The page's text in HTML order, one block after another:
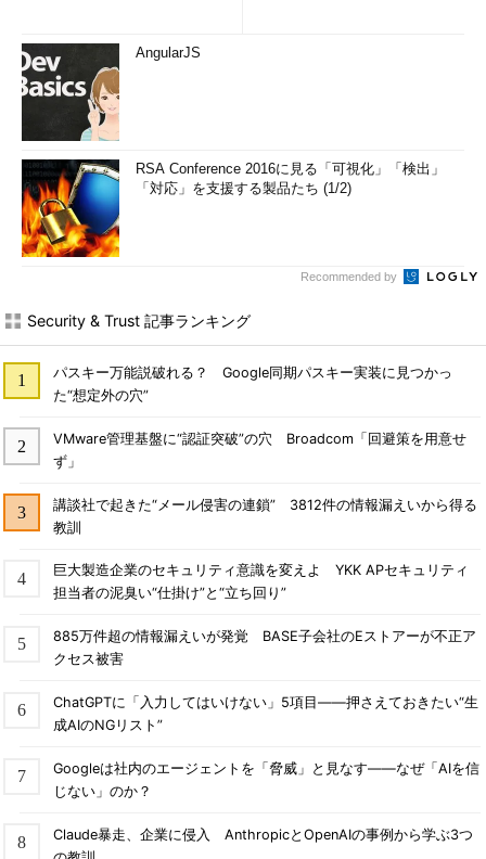
AngularJS
RSA Conference 2016に見る「可視化」「検出」
「対応」を支援する製品たち (1/2)
Recommended by
Security & Trust 記事ランキング
パスキー万能説破れる？ Google同期パスキー実装に見つかっ
た“想定外の穴”
VMware管理基盤に“認証突破”の穴 Broadcom「回避策を用意せ
ず」
講談社で起きた“メール侵害の連鎖” 3812件の情報漏えいから得る
教訓
巨大製造企業のセキュリティ意識を変えよ YKK APセキュリティ
担当者の泥臭い“仕掛け”と“立ち回り”
885万件超の情報漏えいが発覚 BASE子会社のEストアーが不正ア
クセス被害
ChatGPTに「入力してはいけない」5項目――押さえておきたい“生
成AIのNGリスト”
Googleは社内のエージェントを「脅威」と見なす――なぜ「AIを信
じない」のか？
Claude暴走、企業に侵入 AnthropicとOpenAIの事例から学ぶ3つ